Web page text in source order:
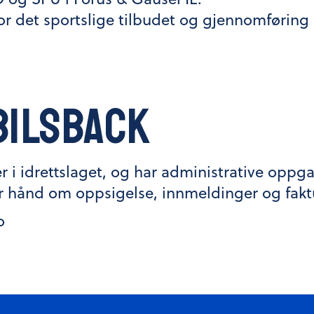
det sportslige tilbudet og gjennomføring
i idrettslaget, og har administrative
hånd om oppsigelse, innmeldinger og